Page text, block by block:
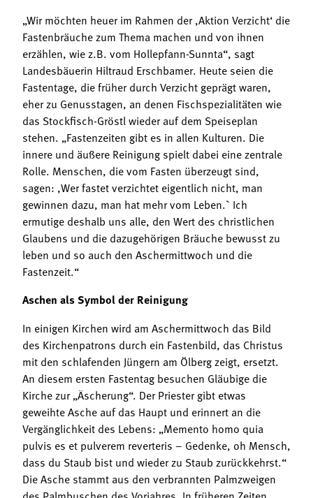
„Wir möchten heuer im Rahmen der ,Aktion Verzicht‘ die
Fastenbräuche zum Thema machen und von ihnen
erzählen, wie z.B. vom Hollepfann-Sunnta“, sagt
Landesbäuerin Hiltraud Erschbamer. Heute seien die
Fastentage, die früher durch Verzicht geprägt waren,
eher zu Genusstagen, an denen Fischspezialitäten wie
das Stockfisch-Gröstl wieder auf dem Speiseplan
stehen. „Fastenzeiten gibt es in allen Kulturen. Die
innere und äußere Reinigung spielt dabei eine zentrale
Rolle. Menschen, die vom Fasten überzeugt sind,
sagen: ,Wer fastet verzichtet eigentlich nicht, man
gewinnen dazu, man hat mehr vom Leben.` Ich
ermutige deshalb uns alle, den Wert des christlichen
Glaubens und die dazugehörigen Bräuche bewusst zu
leben und so auch den Aschermittwoch und die
Fastenzeit.“
Aschen als Symbol der Reinigung
In einigen Kirchen wird am Aschermittwoch das Bild
des Kirchenpatrons durch ein Fastenbild, das Christus
mit den schlafenden Jüngern am Ölberg zeigt, ersetzt.
An diesem ersten Fastentag besuchen Gläubige die
Kirche zur „Äscherung“. Der Priester gibt etwas
geweihte Asche auf das Haupt und erinnert an die
Vergänglichkeit des Lebens: „Memento homo quia
pulvis es et pulverem reverteris – Gedenke, oh Mensch,
dass du Staub bist und wieder zu Staub zurückkehrst.“
Die Asche stammt aus den verbrannten Palmzweigen
des Palmbuschen des Vorjahres. In früheren Zeiten